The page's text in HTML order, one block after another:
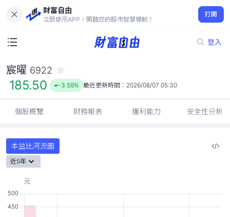
財富自由
立即使用APP，開啟您的股市智慧導航！
打開
登入
185.50
-3.59%
宸曜 6922
185.50 -3.59% 最近更新時間： 2026/08/07 05:30
個股概覽 財務報表 獲利能力 安全性分析
本益比河流圖
近5年